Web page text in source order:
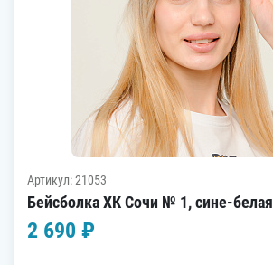
Артикул: 21053
Бейсболка ХК Сочи № 1, сине-белая
2 690 ₽